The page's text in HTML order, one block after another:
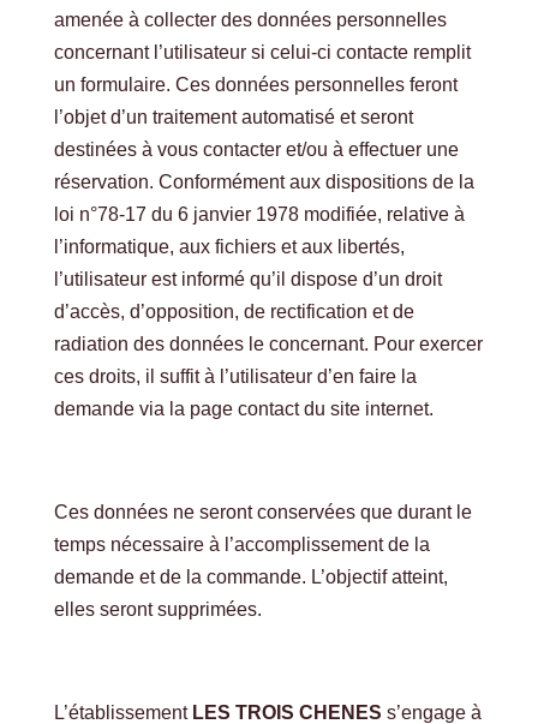
amenée à collecter des données personnelles
concernant l’utilisateur si celui-ci contacte remplit
un formulaire. Ces données personnelles feront
l’objet d’un traitement automatisé et seront
destinées à vous contacter et/ou à effectuer une
réservation. Conformément aux dispositions de la
loi n°78-17 du 6 janvier 1978 modifiée, relative à
l’informatique, aux fichiers et aux libertés,
l’utilisateur est informé qu’il dispose d’un droit
d’accès, d’opposition, de rectification et de
radiation des données le concernant. Pour exercer
ces droits, il suffit à l’utilisateur d’en faire la
demande via la page contact du site internet.
Ces données ne seront conservées que durant le
temps nécessaire à l’accomplissement de la
demande et de la commande. L’objectif atteint,
elles seront supprimées.
L’établissement LES TROIS CHENES s’engage à